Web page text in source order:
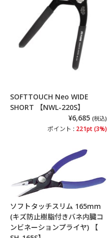
SOFTTOUCH Neo WIDE
SHORT 【NWL-220S】
¥6,685 (税込)
ポイント : 221pt (3%)
ソフトタッチスリム 165mm
(キズ防止樹脂付きバネ内臓コ
ンビネーションプライヤ) 【